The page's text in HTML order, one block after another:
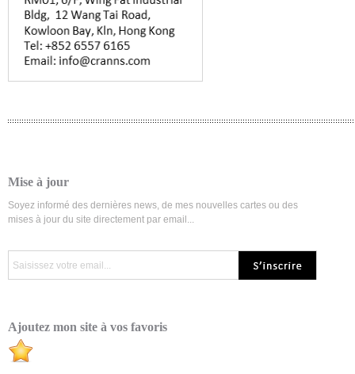
Mise à jour
Soyez informé des dernières news, de mes nouvelles cartes ou des
mises à jour du site directement par email...
Ajoutez mon site à vos favoris